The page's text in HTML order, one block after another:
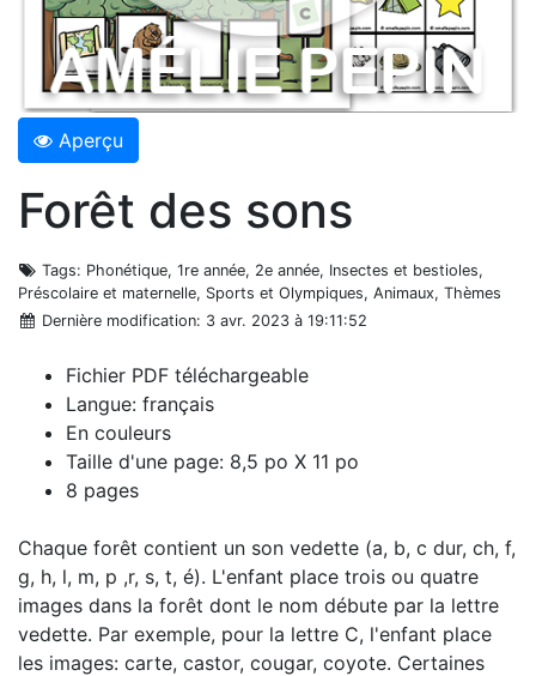
Aperçu
Forêt des sons
Tags: Phonétique, 1re année, 2e année, Insectes et bestioles,
Préscolaire et maternelle, Sports et Olympiques, Animaux, Thèmes
Dernière modification: 3 avr. 2023 à 19:11:52
Fichier PDF téléchargeable
Langue: français
En couleurs
Taille d'une page: 8,5 po X 11 po
8 pages
Chaque forêt contient un son vedette (a, b, c dur, ch, f,
g, h, l, m, p ,r, s, t, é). L'enfant place trois ou quatre
images dans la forêt dont le nom débute par la lettre
vedette. Par exemple, pour la lettre C, l'enfant place
les images: carte, castor, cougar, coyote. Certaines